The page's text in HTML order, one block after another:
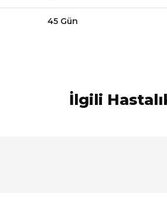
45 Gün
İlgili